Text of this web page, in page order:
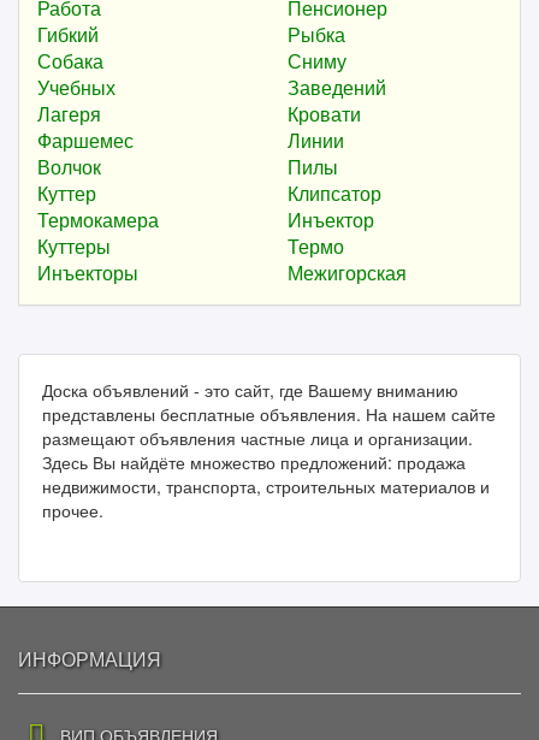
Работа
Пенсионер
Гибкий
Рыбка
Собака
Сниму
Учебных
Заведений
Лагеря
Кровати
Фаршемес
Линии
Волчок
Пилы
Куттер
Клипсатор
Термокамера
Инъектор
Куттеры
Термо
Инъекторы
Межигорская
Доска объявлений - это сайт, где Вашему вниманию
представлены бесплатные объявления. На нашем сайте
размещают объявления частные лица и организации.
Здесь Вы найдёте множество предложений: продажа
недвижимости, транспорта, строительных материалов и
прочее.
ИНФОРМАЦИЯ
ВИП ОБЪЯВЛЕНИЯ